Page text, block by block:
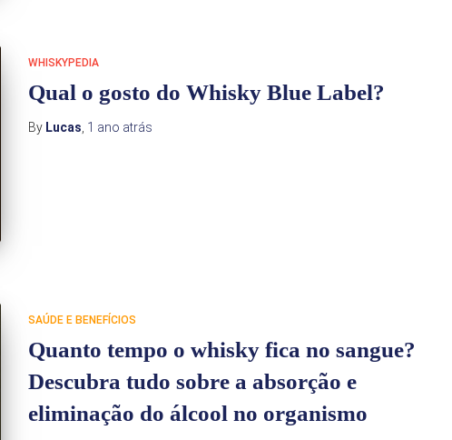
WHISKYPEDIA
Qual o gosto do Whisky Blue Label?
By Lucas 1 ano atrás
SAÚDE E BENEFÍCIOS
Quanto tempo o whisky fica no sangue?
Descubra tudo sobre a absorção e
eliminação do álcool no organismo